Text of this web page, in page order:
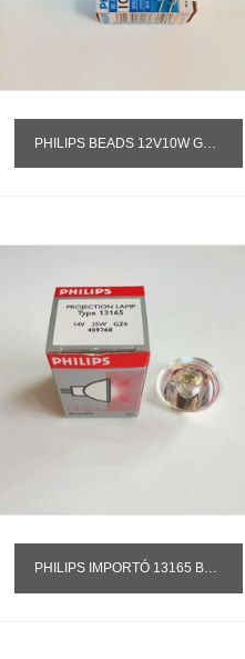
PHILIPS BEADS 12V10W G4 FUENTE DE LUZ HALÓGENA TUNGSTENO PERLAS MICROSCOPIO PROYECTOR BOMBILLAS
PHILIPS IMPORTÓ 13165 BOMBILLA DE LUZ CURADA 14V35W MÁQUINA DE CURADO DE LUZ AZUL DENTAL GZ4